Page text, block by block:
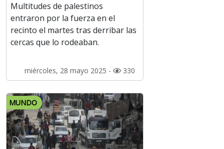
Multitudes de palestinos
entraron por la fuerza en el
recinto el martes tras derribar las
cercas que lo rodeaban.
miércoles, 28 mayo 2025 - 330
MUNDO